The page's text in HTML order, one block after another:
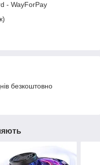
- WayForPay
безкоштовно